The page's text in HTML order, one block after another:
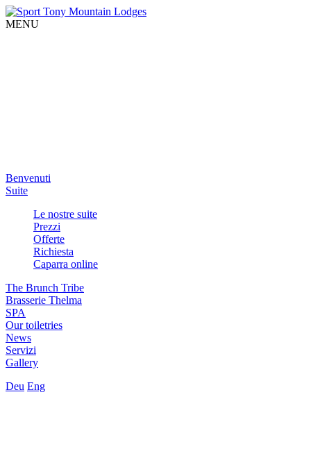
MENU
Benvenuti
Suite
Le nostre suite
Prezzi
Offerte
Richiesta
Caparra online
The Brunch Tribe
Brasserie Thelma
SPA
Our toiletries
News
Servizi
Gallery
Deu Eng